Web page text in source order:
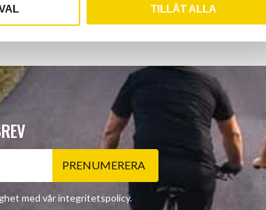
TILLÅT ALLA
PRENUMERERA
med vårintegritetspolicy.